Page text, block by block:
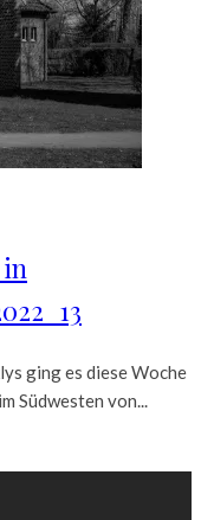
ging es diese Woche
Südwesten von...